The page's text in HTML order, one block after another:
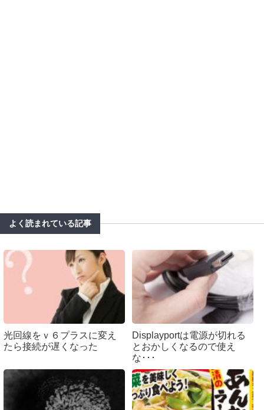
よく読まれている記事
光回線をｖ６プラスに変え
たら接続が遅くなった
Displayportは電源が切れる
とおかしくなるので使え
な･･･